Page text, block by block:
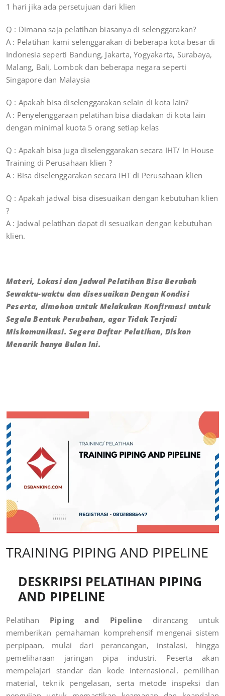
1 hari jika ada persetujuan dari klien
Q : Dimana saja pelatihan biasanya di selenggarakan?
A : Pelatihan kami selenggarakan di beberapa kota besar di
Indonesia seperti Bandung, Jakarta, Yogyakarta, Surabaya,
Malang, Bali, Lombok dan beberapa negara seperti
Singapore dan Malaysia
Q : Apakah bisa diselenggarakan selain di kota lain?
A : Penyelenggaraan pelatihan bisa diadakan di kota lain
dengan minimal kuota 5 orang setiap kelas
Q : Apakah bisa juga diselenggarakan secara IHT/ In House
Training di Perusahaan klien ?
A : Bisa diselenggarakan secara IHT di Perusahaan klien
Q : Apakah jadwal bisa disesuaikan dengan kebutuhan klien
?
A : Jadwal pelatihan dapat di sesuaikan dengan kebutuhan
klien.
Materi, Lokasi dan Jadwal Pelatihan Bisa Berubah
Sewaktu-waktu dan disesuaikan Dengan Kondisi
Peserta, dimohon untuk Melakukan Konfirmasi untuk
Segala Bentuk Perubahan, agar Tidak Terjadi
Miskomunikasi. Segera Daftar Pelatihan, Diskon
Menarik hanya Bulan Ini.
TRAINING PIPING AND PIPELINE
DESKRIPSI PELATIHAN PIPING
AND PIPELINE
Pelatihan Piping and Pipelinedirancang untuk
memberikan pemahaman komprehensif mengenai sistem
perpipaan, mulai dari perancangan, instalasi, hingga
pemeliharaan jaringan pipa industri. Peserta akan
mempelajari standar dan kode internasional, pemilihan
material, teknik pengelasan, serta metode inspeksi dan